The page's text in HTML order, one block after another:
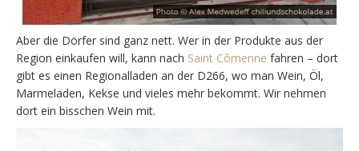
Aber die Dörfer sind ganz nett. Wer in der Produkte aus der
Region einkaufen will, kann nach Saint Cômenne fahren – dort
gibt es einen Regionalladen an der D266, wo man Wein, Öl,
Marmeladen, Kekse und vieles mehr bekommt. Wir nehmen
dort ein bisschen Wein mit.